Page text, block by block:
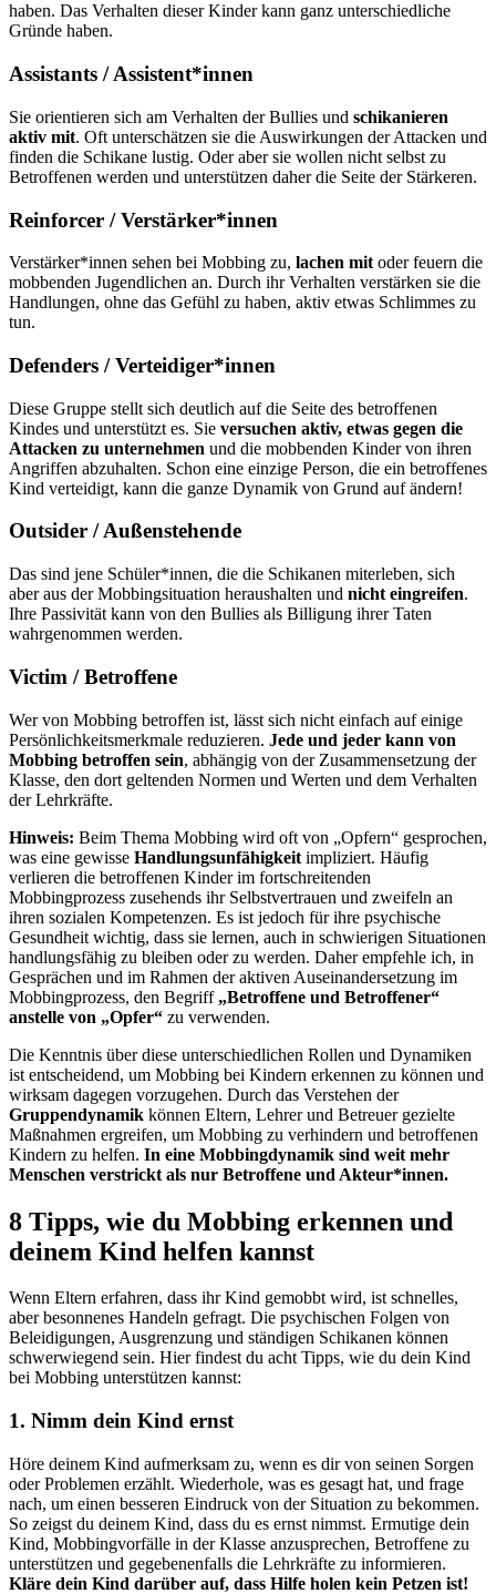
haben. Das Verhalten dieser Kinder kann ganz unterschiedliche
Gründe haben.
Assistants / Assistent*innen
Sie orientieren sich am Verhalten der Bullies und schikanieren
aktiv mit. Oft unterschätzen sie die Auswirkungen der Attacken und
finden die Schikane lustig. Oder aber sie wollen nicht selbst zu
Betroffenen werden und unterstützen daher die Seite der Stärkeren.
Reinforcer / Verstärker*innen
Verstärker*innen sehen bei Mobbing zu, lachen mit oder feuern die
mobbenden Jugendlichen an. Durch ihr Verhalten verstärken sie die
Handlungen, ohne das Gefühl zu haben, aktiv etwas Schlimmes zu
tun.
Defenders / Verteidiger*innen
Diese Gruppe stellt sich deutlich auf die Seite des betroffenen
Kindes und unterstützt es. Sie versuchen aktiv, etwas gegen die
Attacken zu unternehmen und die mobbenden Kinder von ihren
Angriffen abzuhalten. Schon eine einzige Person, die ein betroffenes
Kind verteidigt, kann die ganze Dynamik von Grund auf ändern!
Outsider / Außenstehende
Das sind jene Schüler*innen, die die Schikanen miterleben, sich
aber aus der Mobbingsituation heraushalten und nicht eingreifen.
Ihre Passivität kann von den Bullies als Billigung ihrer Taten
wahrgenommen werden.
Victim / Betroffene
Wer von Mobbing betroffen ist, lässt sich nicht einfach auf einige
Persönlichkeitsmerkmale reduzieren. Jede und jeder kann von
Mobbing betroffen sein, abhängig von der Zusammensetzung der
Klasse, den dort geltenden Normen und Werten und dem Verhalten
der Lehrkräfte.
Hinweis: Beim Thema Mobbing wird oft von „Opfern“ gesprochen,
was eine gewisse Handlungsunfähigkeit impliziert. Häufig
verlieren die betroffenen Kinder im fortschreitenden
Mobbingprozess zusehends ihr Selbstvertrauen und zweifeln an
ihren sozialen Kompetenzen. Es ist jedoch für ihre psychische
Gesundheit wichtig, dass sie lernen, auch in schwierigen Situationen
handlungsfähig zu bleiben oder zu werden. Daher empfehle ich, in
Gesprächen und im Rahmen der aktiven Auseinandersetzung im
Mobbingprozess, den Begriff „Betroffene und Betroffener“
anstelle von „Opfer“ zu verwenden.
Die Kenntnis über diese unterschiedlichen Rollen und Dynamiken
ist entscheidend, um Mobbing bei Kindern erkennen zu können und
wirksam dagegen vorzugehen. Durch das Verstehen der
Gruppendynamik können Eltern, Lehrer und Betreuer gezielte
Maßnahmen ergreifen, um Mobbing zu verhindern und betroffenen
Kindern zu helfen. In eine Mobbingdynamik sind weit mehr
Menschen verstrickt als nur Betroffene und Akteur*innen.
8 Tipps, wie du Mobbing erkennen und
deinem Kind helfen kannst
Wenn Eltern erfahren, dass ihr Kind gemobbt wird, ist schnelles,
aber besonnenes Handeln gefragt. Die psychischen Folgen von
Beleidigungen, Ausgrenzung und ständigen Schikanen können
schwerwiegend sein. Hier findest du acht Tipps, wie du dein Kind
bei Mobbing unterstützen kannst:
1. Nimm dein Kind ernst
Höre deinem Kind aufmerksam zu, wenn es dir von seinen Sorgen
oder Problemen erzählt. Wiederhole, was es gesagt hat, und frage
nach, um einen besseren Eindruck von der Situation zu bekommen.
So zeigst du deinem Kind, dass du es ernst nimmst. Ermutige dein
Kind, Mobbingvorfälle in der Klasse anzusprechen, Betroffene zu
unterstützen und gegebenenfalls die Lehrkräfte zu informieren.
Kläre dein Kind darüber auf, dass Hilfe holen kein Petzen ist!